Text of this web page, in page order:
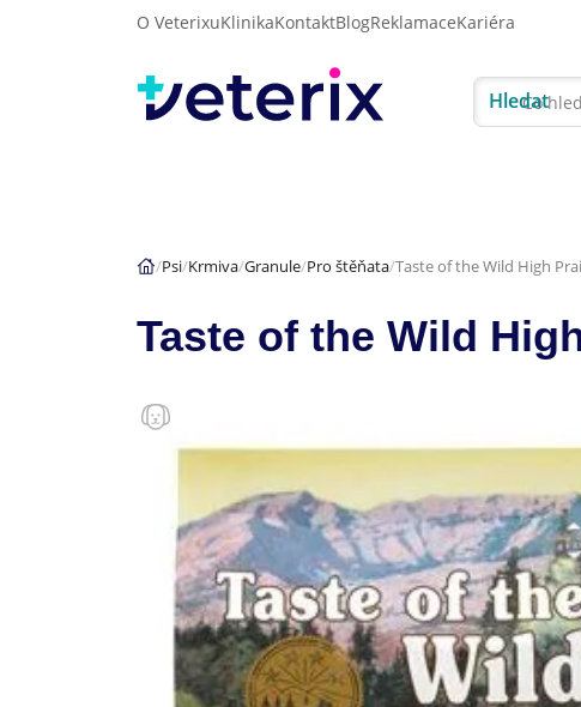
O VeterixuKlinikaKontaktBlogReklamaceKariéra
Hledat
Psi Krmiva Granule Pro štěňata Taste of the Wild High
Taste of the Wild